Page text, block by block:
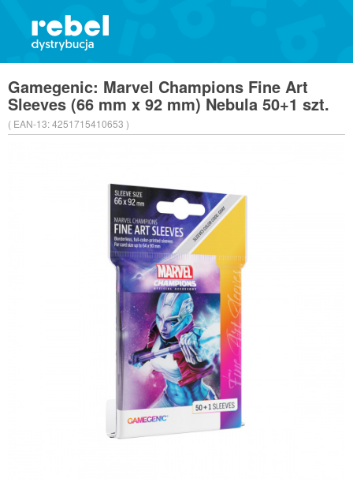
Gamegenic: Marvel Champions Fine Art
Sleeves (66 mm x 92 mm) Nebula 50+1 szt.
( EAN-13:4251715410653 )